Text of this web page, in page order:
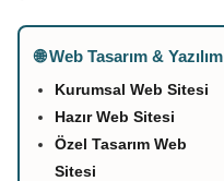
🌐 Web Tasarım & Yazılım
Kurumsal Web Sitesi
Hazır Web Sitesi
Özel Tasarım Web
Sitesi